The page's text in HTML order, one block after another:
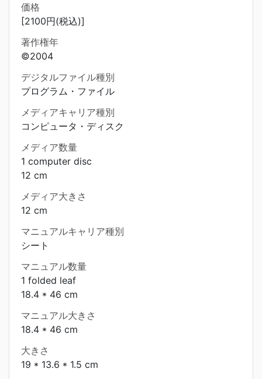
価格
[2100円(税込)]
著作権年
©2004
デジタルファイル種別
プログラム・ファイル
メディアキャリア種別
コンピュータ・ディスク
メディア数量
1 computer disc
12 cm
メディア大きさ
12 cm
マニュアルキャリア種別
シート
マニュアル数量
1 folded leaf
18.4 * 46 cm
マニュアル大きさ
18.4 * 46 cm
大きさ
19 * 13.6 * 1.5 cm